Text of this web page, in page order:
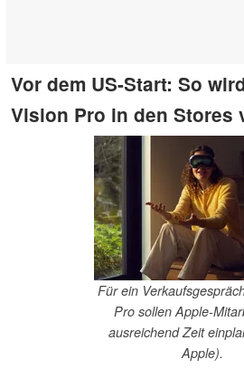
Vor dem US-Start: So
Vision Pro in den Stores
Für ein
Pro sollen Apple-
ausreichend Zeit
Apple).